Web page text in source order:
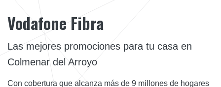
Vodafone Fibra
Las mejores promociones para tu casa en
Colmenar del Arroyo
Con cobertura que alcanza más de 9 millones de hogares